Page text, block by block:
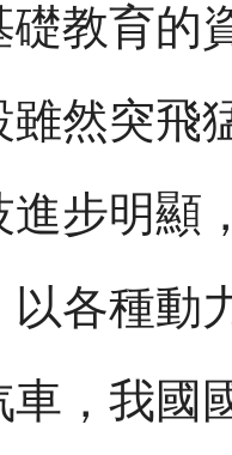
礎教育的
雖然突飛
進步明顯
以各種動
車，我國